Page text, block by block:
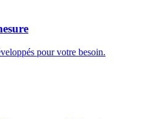
pour votre besoin.